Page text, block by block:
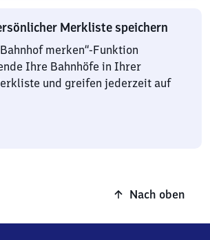
Merkliste speichern
merken“-Funktion
Ihre Bahnhöfe in Ihrer
und greifen jederzeit auf
Nach oben